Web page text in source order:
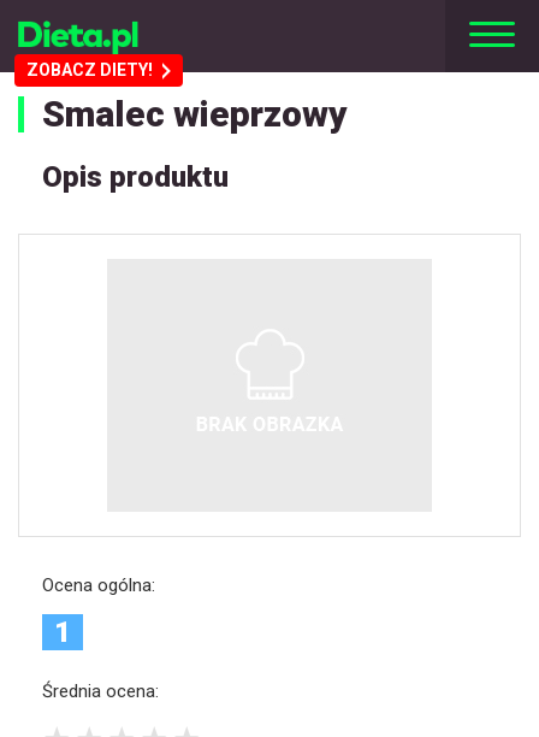
ZOBACZ DIETY!
Smalec wieprzowy
Opis produktu
Ocena ogólna:
1
Średnia ocena: